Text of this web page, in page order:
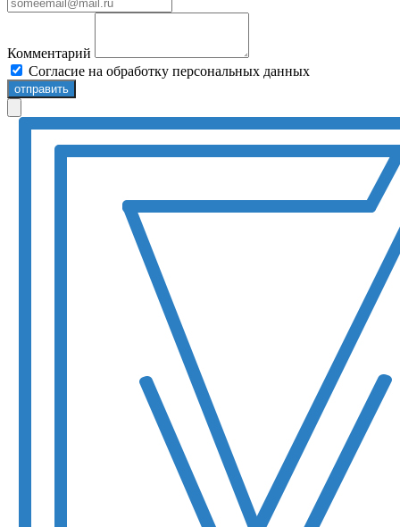
Комментарий
Согласие на обработку персональных данных
отправить